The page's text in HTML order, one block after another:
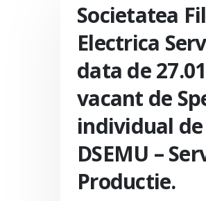
Societatea
Electrica
data de
vacant de
individual
DSEMU –
Productie.